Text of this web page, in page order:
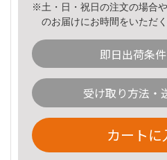
※土・日・祝日の注文の場合
のお届けにお時間をいただ
即日出荷条
受け取り方法・
カートに